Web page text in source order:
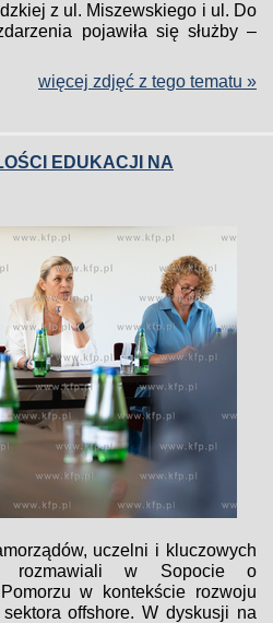
z ul. Miszewskiego i ul. Do
pojawiła się służby –
więcej zdjęć z tego tematu »
EDUKACJI NA
uczelni i kluczowych
rozmawiali w Sopocie o
w kontekście rozwoju
offshore. W dyskusji na